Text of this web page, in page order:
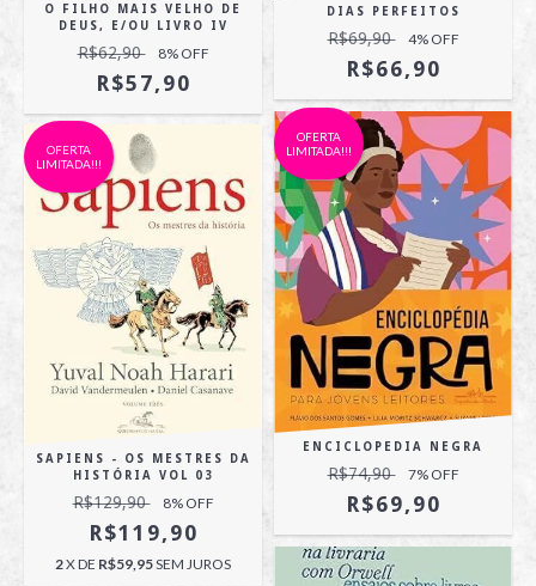
O FILHO MAIS VELHO DE
DEUS, E/OU LIVRO IV
R$62,90 8% OFF
R$57,90
DIAS PERFEITOS
R$69,90 4% OFF
R$66,90
OFERTA
LIMITADA!!!
SAPIENS - OS MESTRES DA
HISTÓRIA VOL 03
R$129,90 8% OFF
R$119,90
2X DE R$59,95SEM JUROS
OFERTA
LIMITADA!!!
ENCICLOPEDIA NEGRA
R$74,90 7% OFF
R$69,90